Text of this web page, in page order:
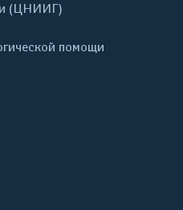
(ЦНИИГ)
помощи